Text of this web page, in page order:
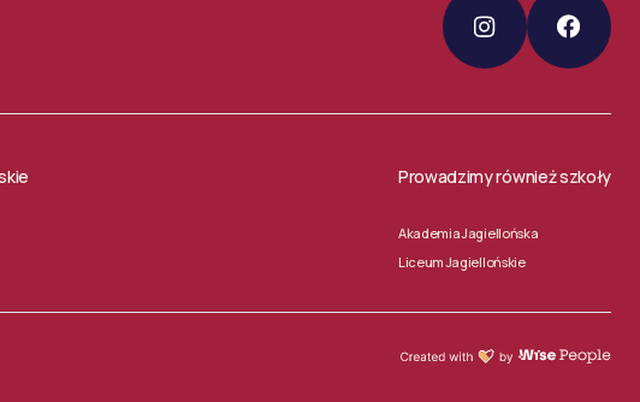
Prowadzimy również szkoły
Akademia Jagiellońska
Liceum Jagiellońskie